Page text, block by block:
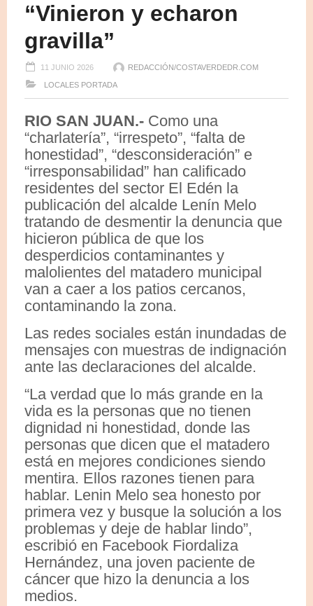
“Vinieron y echaron
gravilla”
11 JUNIO 2026 REDACCIÓN/COSTAVERDEDR.COM
LOCALES PORTADA
RIO SAN JUAN.- Como una
“charlatería”, “irrespeto”, “falta de
honestidad”, “desconsideración” e
“irresponsabilidad” han calificado
residentes del sector El Edén la
publicación del alcalde Lenín Melo
tratando de desmentir la denuncia que
hicieron pública de que los
desperdicios contaminantes y
malolientes del matadero municipal
van a caer a los patios cercanos,
contaminando la zona.
Las redes sociales están inundadas de
mensajes con muestras de indignación
ante las declaraciones del alcalde.
“La verdad que lo más grande en la
vida es la personas que no tienen
dignidad ni honestidad, donde las
personas que dicen que el matadero
está en mejores condiciones siendo
mentira. Ellos razones tienen para
hablar. Lenin Melo sea honesto por
primera vez y busque la solución a los
problemas y deje de hablar lindo”,
escribió en Facebook Fiordaliza
Hernández, una joven paciente de
cáncer que hizo la denuncia a los
medios.